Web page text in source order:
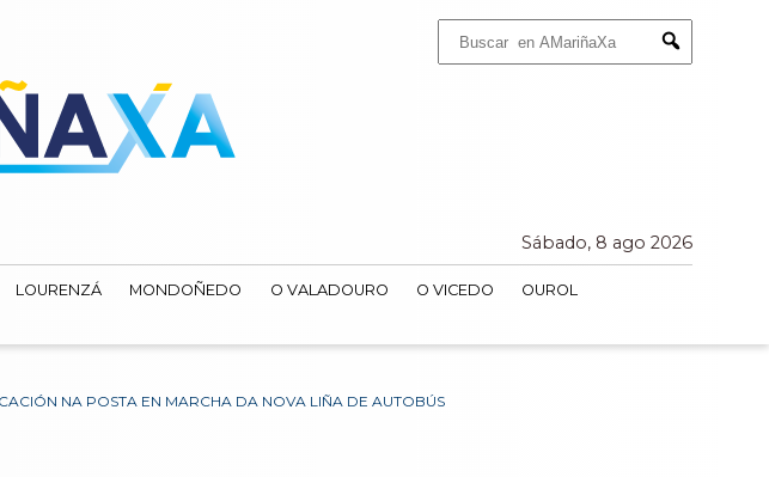
Submit
Sábado, 8 ago 2026
LOURENZÁ MONDOÑEDO O VALADOURO O VICEDO
OUROL
NA POSTA EN MARCHA DA NOVA LIÑA DE AUTOBÚS